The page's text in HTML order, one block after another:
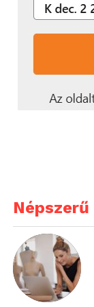
Népszerű